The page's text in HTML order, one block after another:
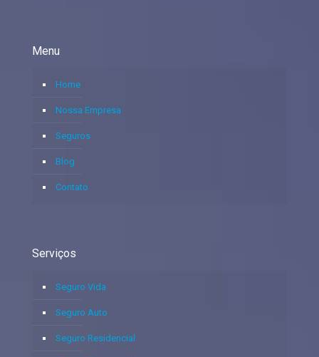
Menu
Home
Nossa Empresa
Seguros
Blog
Contato
Serviços
Seguro Vida
Seguro Auto
Seguro Residencial